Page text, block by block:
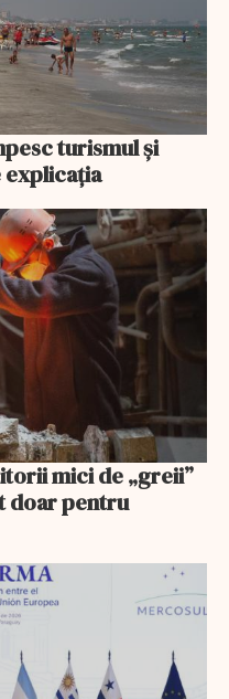
turismul și
mici de „greii”
doar pentru